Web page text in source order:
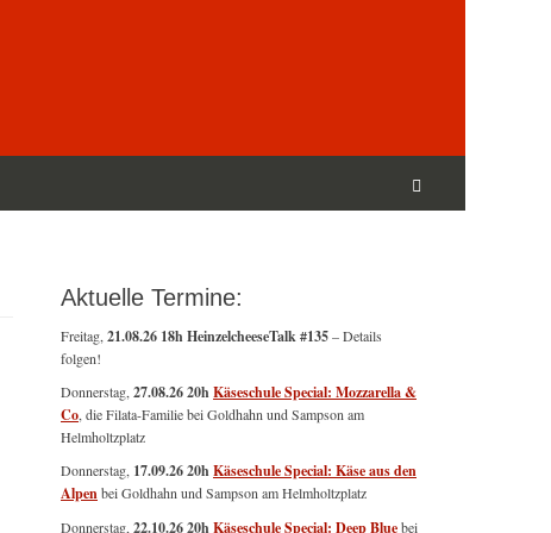
Aktuelle Termine:
Freitag, 21.08.26 18h HeinzelcheeseTalk #135– Details
folgen!
Donnerstag, 27.08.26 20hKäseschule Special: Mozzarella &
Co , die Filata-Familie bei Goldhahn und Sampson am
Helmholtzplatz
Donnerstag, 17.09.26 20hKäseschule Special: Käse aus den
Alpenbei Goldhahn und Sampson am Helmholtzplatz
Donnerstag, 22.10.26 20hKäseschule Special: Deep Bluebei